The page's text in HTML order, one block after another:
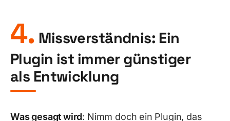
4. Missverständnis: Ein
Plugin ist immer günstiger
als Entwicklung
Was gesagt wird: Nimm doch ein Plugin, das